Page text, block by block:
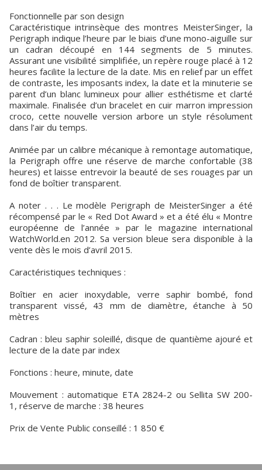
Fonctionnelle par son design
Caractéristique intrinsèque des montres MeisterSinger, la
Perigraph indique l’heure par le biais d’une mono-aiguille sur
un cadran découpé en 144 segments de 5 minutes.
Assurant une visibilité simplifiée, un repère rouge placé à 12
heures facilite la lecture de la date. Mis en relief par un effet
de contraste, les imposants index, la date et la minuterie se
parent d’un blanc lumineux pour allier esthétisme et clarté
maximale. Finalisée d’un bracelet en cuir marron impression
croco, cette nouvelle version arbore un style résolument
dans l’air du temps.
Animée par un calibre mécanique à remontage automatique,
la Perigraph offre une réserve de marche confortable (38
heures) et laisse entrevoir la beauté de ses rouages par un
fond de boîtier transparent.
A noter . . . Le modèle Perigraph de MeisterSinger a été
récompensé par le « Red Dot Award » et a été élu « Montre
européenne de l’année » par le magazine international
WatchWorld.en 2012. Sa version bleue sera disponible à la
vente dès le mois d’avril 2015.
Caractéristiques techniques :
Boîtier en acier inoxydable, verre saphir bombé, fond
transparent vissé, 43 mm de diamètre, étanche à 50
mètres
Cadran : bleu saphir soleillé, disque de quantième ajouré et
lecture de la date par index
Fonctions : heure, minute, date
Mouvement : automatique ETA 2824-2 ou Sellita SW 200-
1, réserve de marche : 38 heures
Prix de Vente Public conseillé : 1 850 €